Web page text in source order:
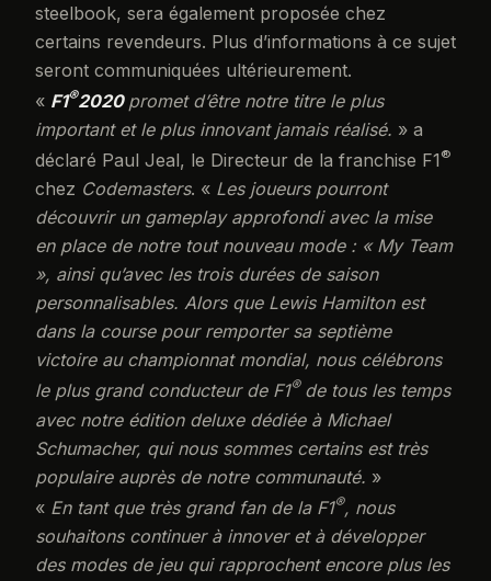
steelbook, sera également proposée chez
certains revendeurs. Plus d’informations à ce sujet
seront communiquées ultérieurement.
« F1®2020 promet d’être notre titre le plus
important et le plus innovant jamais réalisé. » a
déclaré Paul Jeal, le Directeur de la franchise F1®
chez Codemasters. « Les joueurs pourront
découvrir un gameplay approfondi avec la mise
en place de notre tout nouveau mode : « My Team
», ainsi qu’avec les trois durées de saison
personnalisables. Alors que Lewis Hamilton est
dans la course pour remporter sa septième
victoire au championnat mondial, nous célébrons
le plus grand conducteur de F1® de tous les temps
avec notre édition deluxe dédiée à Michael
Schumacher, qui nous sommes certains est très
populaire auprès de notre communauté. »
« En tant que très grand fan de la F1®, nous
souhaitons continuer à innover et à développer
des modes de jeu qui rapprochent encore plus les